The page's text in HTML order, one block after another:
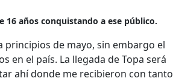
16 años conquistando a ese público.
principios de mayo, sin embargo el
en el país. La llegada de Topa será
ahí donde me recibieron con tanto